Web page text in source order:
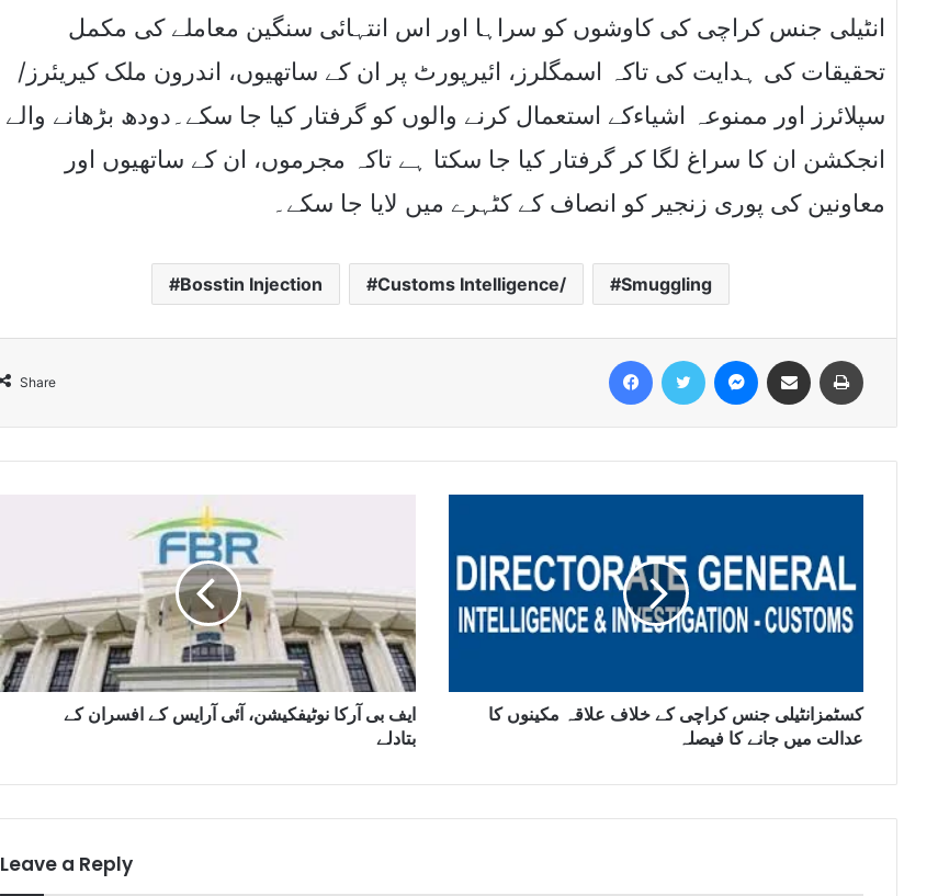
انٹیلی جنس کراچی کی کاوشوں کو سراہا اور اس انتہائی سنگین معاملے کی مکمل
تحقیقات کی ہدایت کی تاکہ اسمگلرز، ائیرپورٹ پر ان کے ساتھیوں، اندرون ملک کیریئرز/
سپلائرز اور ممنوعہ اشیاءکے استعمال کرنے والوں کو گرفتار کیا جا سکے۔دودھ بڑھانے والے
انجکشن ان کا سراغ لگا کر گرفتار کیا جا سکتا ہے تاکہ مجرموں، ان کے ساتھیوں اور
معاونین کی پوری زنجیر کو انصاف کے کٹہرے میں لایا جا سکے۔
Bosstin Injection Customs Intelligence/ Smuggling
Share
ایف بی آرکا نوٹیفکیشن، آئی آرایس کے افسران کے
بتادلے
کسٹمزانٹیلی جنس کراچی کے خلاف علاقہ مکینوں کا
عدالت میں جانے کا فیصلہ
Leave a Reply